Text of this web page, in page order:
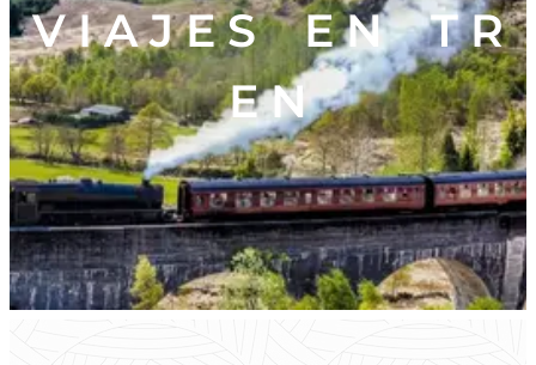
V I A J E S E N T R
E N